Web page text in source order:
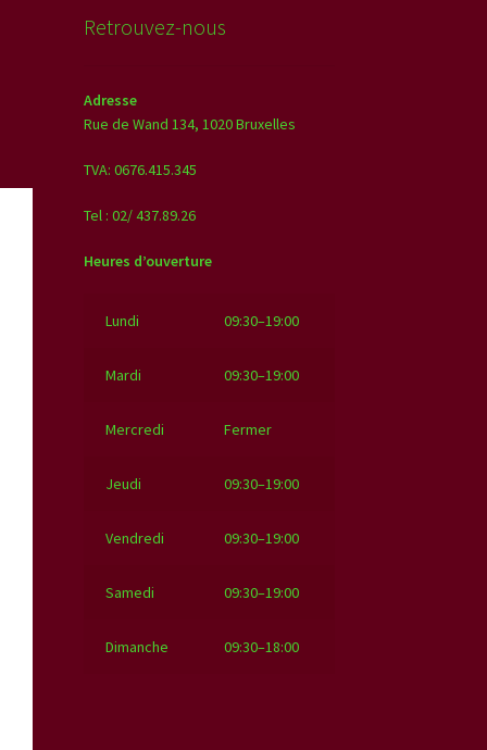
Retrouvez-nous
Adresse
Rue de Wand 134, 1020 Bruxelles
TVA: 0676.415.345
Tel : 02/ 437.89.26
Heures d’ouverture
Lundi 09:30–19:00
Mardi 09:30–19:00
Mercredi Fermer
Jeudi 09:30–19:00
Vendredi 09:30–19:00
Samedi 09:30–19:00
Dimanche 09:30–18:00